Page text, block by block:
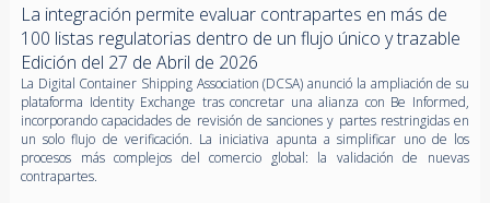
La integración permite evaluar contrapartes en más de
100 listas regulatorias dentro de un flujo único y trazable
Edición del 27 de Abril de 2026
La Digital Container Shipping Association (DCSA) anunció la ampliación de su
plataforma Identity Exchange tras concretar una alianza con Be Informed,
incorporando capacidades de revisión de sanciones y partes restringidas en
un solo flujo de verificación. La iniciativa apunta a simplificar uno de los
procesos más complejos del comercio global: la validación de nuevas
contrapartes.